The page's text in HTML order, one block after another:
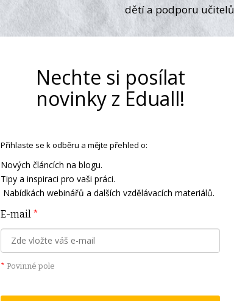
dětí a podporu
Nechte si posílat
novinky z Eduall!
Přihlaste se k odběru a mějte přehled o:
Nových článcích na blogu.
Tipy a inspiraci pro vaši práci.
Nabídkách webinářů a dalších vzdělávacích materiálů.
E-mail *
* Povinné pole